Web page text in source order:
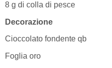
8 g di colla di pesce
Decorazione
Cioccolato fondente qb
Foglia oro